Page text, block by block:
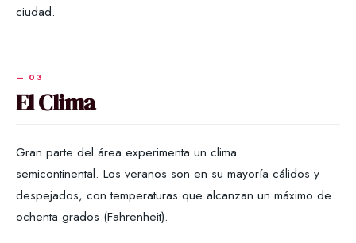
ciudad.
El Clima
Gran parte del área experimenta un clima
semicontinental. Los veranos son en su mayoría cálidos y
despejados, con temperaturas que alcanzan un máximo de
ochenta grados (Fahrenheit).